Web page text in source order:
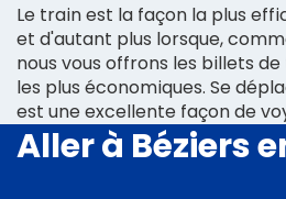
Le train est la façon la plus
et d'autant plus lorsque,
nous vous offrons les billets
les plus économiques. Se
est une excellente façon de
Aller à Béziers